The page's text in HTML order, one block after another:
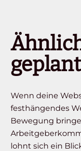
Wenn deine
festhängendes
Bewegung
lohnt sich ein